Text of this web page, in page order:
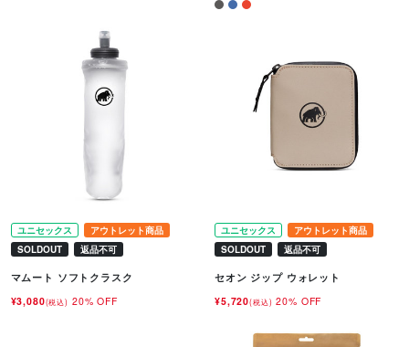
ユニセックス
アウトレット商品
SOLDOUT
返品不可
マムート ソフトクラスク
¥3,080(税込) 20% OFF
ユニセックス
アウトレット商品
SOLDOUT
返品不可
セオン ジップ ウォレット
¥5,720(税込) 20% OFF